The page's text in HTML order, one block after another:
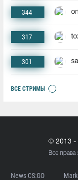
344
317
301
ВСЕ СТРИМЫ
© 2013 -
Все
News CS:GO